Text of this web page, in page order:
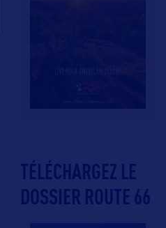
TÉLÉCHARGEZ LE
DOSSIER ROUTE 66